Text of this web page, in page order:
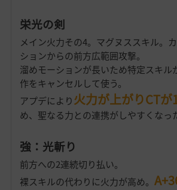
栄光の剣
メイン火力その4。マグヌススキル。
ションからの前方広範囲攻撃。
溜めモーションが長いため特定スキル
作をキャンセルして使う。
アプデにより火力が上がりCTが
め、聖なる力との連携がしやすくなっ
強：光斬り
前方への2連続切り払い。
裸スキルの代わりに火力が高め。